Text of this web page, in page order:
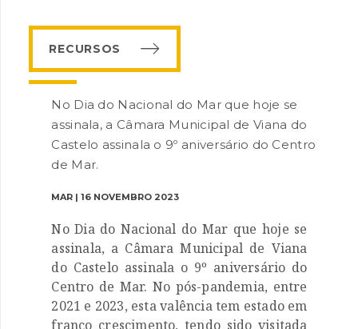
RECURSOS
No Dia do Nacional do Mar que hoje se
assinala, a Câmara Municipal de Viana do
Castelo assinala o 9º aniversário do Centro
de Mar.
MAR | 16 NOVEMBRO 2023
No Dia do Nacional do Mar que hoje se
assinala, a Câmara Municipal de Viana
do Castelo assinala o 9º aniversário do
Centro de Mar. No pós-pandemia, entre
2021 e 2023, esta valência tem estado em
franco crescimento, tendo sido visitada